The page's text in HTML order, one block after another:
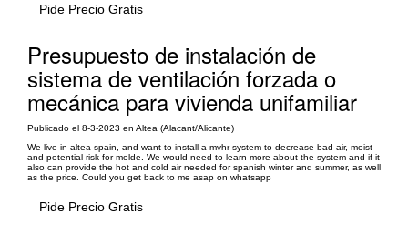
Pide Precio Gratis
Presupuesto de instalación de
sistema de ventilación forzada o
mecánica para vivienda unifamiliar
Publicado el 8-3-2023 en Altea (Alacant/Alicante)
We live in altea spain, and want to install a mvhr system to decrease bad air, moist
and potential risk for molde. We would need to learn more about the system and if it
also can provide the hot and cold air needed for spanish winter and summer, as well
as the price. Could you get back to me asap on whatsapp
Pide Precio Gratis